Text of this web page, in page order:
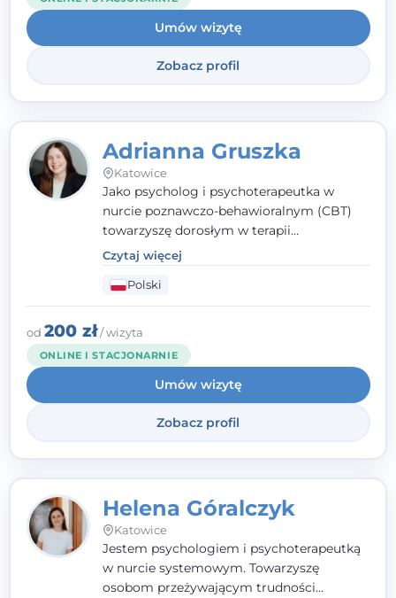
Umów wizytę
Zobacz profil
Adrianna Gruszka
Katowice
Jako psycholog i psychoterapeutka w
nurcie poznawczo-behawioralnym (CBT)
towarzyszę dorosłym w terapii
indywidualnej oraz nastolatkom od 15. roku
życia. Zależy mi, by naprawdę usłyszeć, z
czym do mnie przychodzisz, i dobrać
sposób pracy do Ciebie - bez gotowych
schematów i bez oceniania.
Czytaj więcej
Polski
od 200 zł/ wizyta
ONLINE I STACJONARNIE
Umów wizytę
Zobacz profil
Helena Góralczyk
Katowice
Jestem psychologiem i psychoterapeutką
w nurcie systemowym. Towarzyszę
osobom przeżywającym trudności